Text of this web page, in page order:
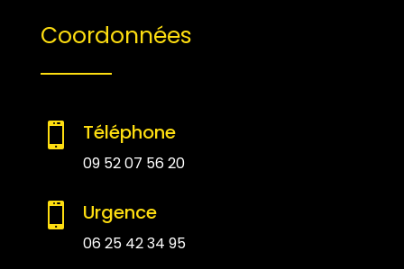
Coordonnées
 Téléphone
09 52 07 56 20
 Urgence
06 25 42 34 95